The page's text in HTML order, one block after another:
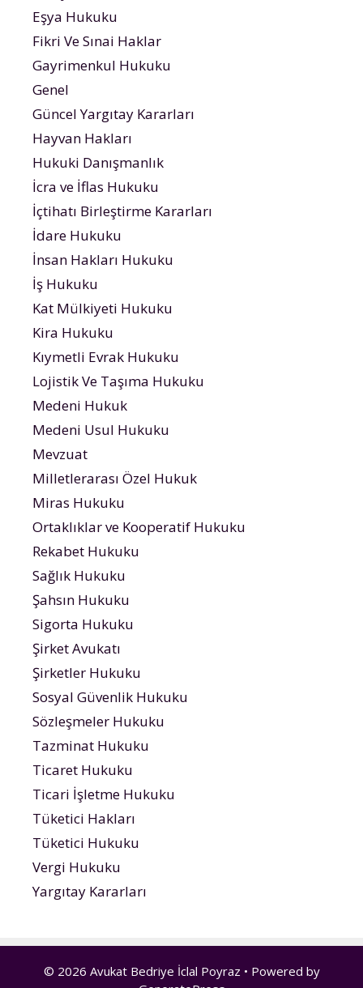
Eşya Hukuku
Fikri Ve Sınai Haklar
Gayrimenkul Hukuku
Genel
Güncel Yargıtay Kararları
Hayvan Hakları
Hukuki Danışmanlık
İcra ve İflas Hukuku
İçtihatı Birleştirme Kararları
İdare Hukuku
İnsan Hakları Hukuku
İş Hukuku
Kat Mülkiyeti Hukuku
Kira Hukuku
Kıymetli Evrak Hukuku
Lojistik Ve Taşıma Hukuku
Medeni Hukuk
Medeni Usul Hukuku
Mevzuat
Milletlerarası Özel Hukuk
Miras Hukuku
Ortaklıklar ve Kooperatif Hukuku
Rekabet Hukuku
Sağlık Hukuku
Şahsın Hukuku
Sigorta Hukuku
Şirket Avukatı
Şirketler Hukuku
Sosyal Güvenlik Hukuku
Sözleşmeler Hukuku
Tazminat Hukuku
Ticaret Hukuku
Ticari İşletme Hukuku
Tüketici Hakları
Tüketici Hukuku
Vergi Hukuku
Yargıtay Kararları
© 2026 Avukat Bedriye İclal Poyraz • Powered by